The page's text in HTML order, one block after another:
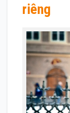
riêng